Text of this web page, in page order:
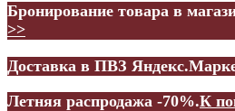
Бронирование товара в
>>
Доставка в ПВЗ
Летняя распродажа -70%.К